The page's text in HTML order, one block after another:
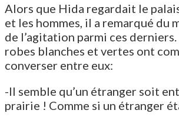
Alors que Hida regardait le
et les hommes, il a remarqué du
de l’agitation parmi ces derniers.
robes blanches et vertes ont
converser entre eux:
-Il semble qu’un étranger soit
prairie ! Comme si un étranger